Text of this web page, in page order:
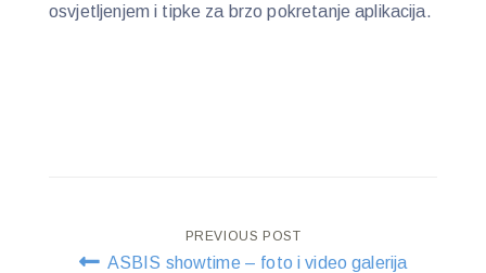
osvjetljenjem i tipke za brzo pokretanje aplikacija.
Post
PREVIOUS POST
ASBIS showtime – foto i video galerija